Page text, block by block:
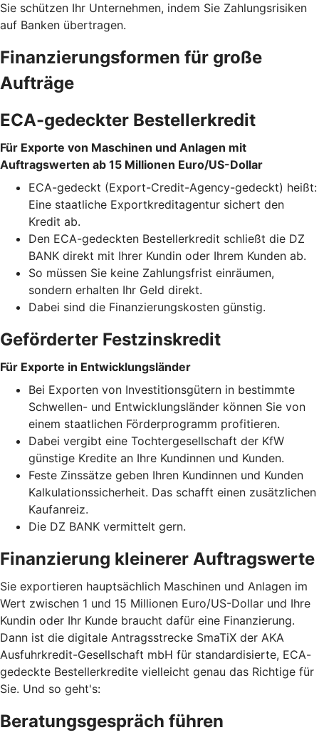
Sie schützen Ihr Unternehmen, indem Sie Zahlungsrisiken
auf Banken übertragen.
Finanzierungsformen für große
Aufträge
ECA-gedeckter Bestellerkredit
Für Exporte von Maschinen und Anlagen mit
Auftragswerten ab 15 Millionen Euro/US-Dollar
ECA-gedeckt (Export-Credit-Agency-gedeckt) heißt:
Eine staatliche Exportkreditagentur sichert den
Kredit ab.
Den ECA-gedeckten Bestellerkredit schließt die DZ
BANK direkt mit Ihrer Kundin oder Ihrem Kunden ab.
So müssen Sie keine Zahlungsfrist einräumen,
sondern erhalten Ihr Geld direkt.
Dabei sind die Finanzierungskosten günstig.
Geförderter Festzinskredit
Für Exporte in Entwicklungsländer
Bei Exporten von Investitionsgütern in bestimmte
Schwellen- und Entwicklungsländer können Sie von
einem staatlichen Förderprogramm profitieren.
Dabei vergibt eine Tochtergesellschaft der KfW
günstige Kredite an Ihre Kundinnen und Kunden.
Feste Zinssätze geben Ihren Kundinnen und Kunden
Kalkulationssicherheit. Das schafft einen zusätzlichen
Kaufanreiz.
Die DZ BANK vermittelt gern.
Finanzierung kleinerer Auftragswerte
Sie exportieren hauptsächlich Maschinen und Anlagen im
Wert zwischen 1 und 15 Millionen Euro/US-Dollar und Ihre
Kundin oder Ihr Kunde braucht dafür eine Finanzierung.
Dann ist die digitale Antragsstrecke SmaTiX der AKA
Ausfuhrkredit-Gesellschaft mbH für standardisierte, ECA-
gedeckte Bestellerkredite vielleicht genau das Richtige für
Sie. Und so geht's:
Beratungsgespräch führen